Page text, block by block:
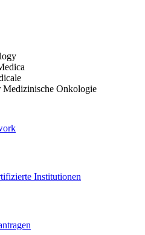
Institutionen
Medizinische Onkologie